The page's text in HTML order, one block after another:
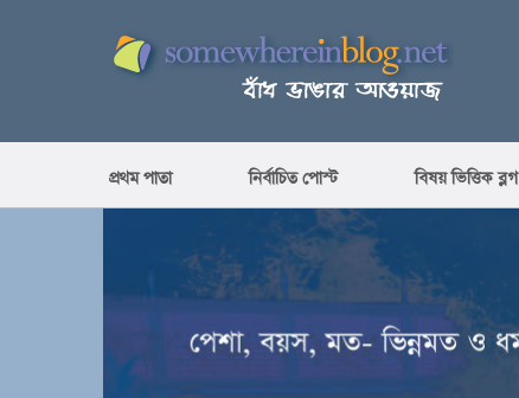
প্রথম পাতা নির্বাচিত পোস্ট বিষয় ভিত্তিক ব্লগ